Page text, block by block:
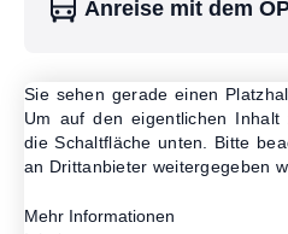
Anreise mit dem
Sie sehen gerade einen
Um auf den eigentlichen
die Schaltfläche unten. Bitte
an Drittanbieter weitergegeben
Mehr Informationen